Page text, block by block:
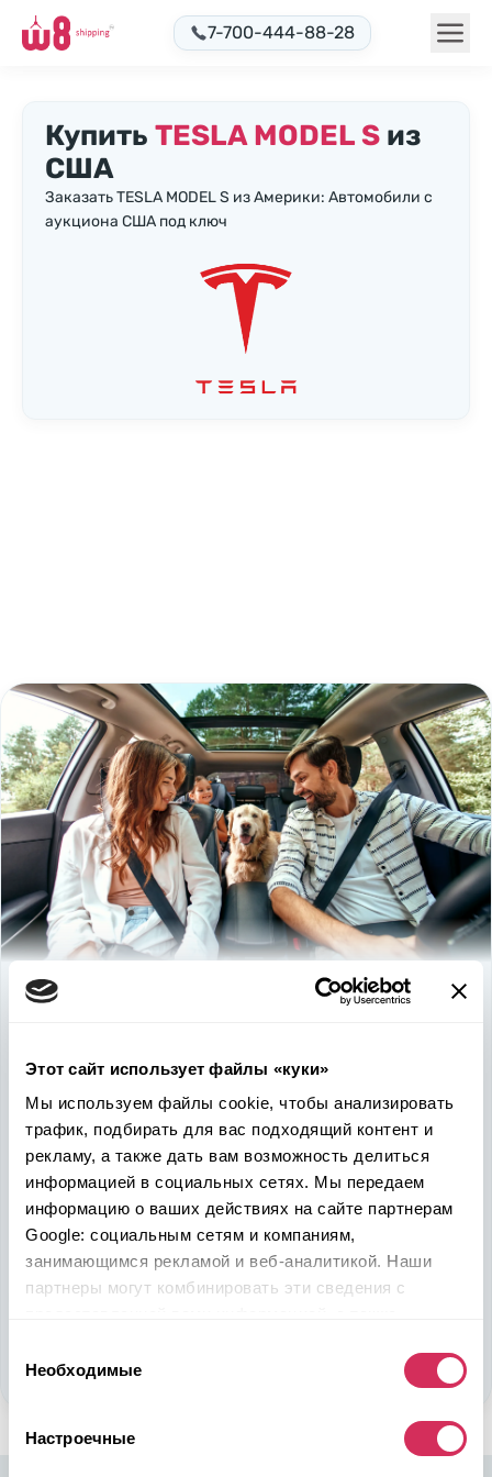
Этот сайт использует файлы «куки»
Мы используем файлы cookie, чтобы анализировать
трафик, подбирать для вас подходящий контент и
рекламу, а также дать вам возможность делиться
информацией в социальных сетях. Мы передаем
информацию о ваших действиях на сайте партнерам
Google: социальным сетям и компаниям,
занимающимся рекламой и веб-аналитикой. Наши
партнеры могут комбинировать эти сведения с
вами их сервисов.
согласия
Необходимые
Настроечные
7-700-444-88-28
Купить TESLA MODEL S из
США
Заказать TESLA MODEL S из Америки: Автомобили с
аукциона США под ключ
Используйте
возможность
откроет перед вами дополнительные перспективы. Кроме
ожидаемого результата, вы получите реальные выгоды.
Внедрение Американского стандарта на авторынке
Казахстана станет эрой больших возможностей
казахстанцев, чтобы реализовать свой потенциал в
полную силу.
Подобрать авто